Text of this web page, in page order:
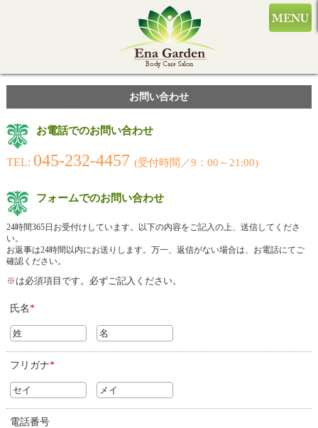
お問い合わせ
お電話でのお問い合わせ
TEL: 045-232-4457 (受付時間／9：00～21:00)
フォームでのお問い合わせ
24時間365日お受付けしています。以下の内容をご記入の上、送信してくださ
い。
お返事は24時間以内にお送りします。万一、返信がない場合は、お電話にてご
確認ください。
※ は必須項目です。必ずご記入ください。
氏名*
フリガナ*
電話番号